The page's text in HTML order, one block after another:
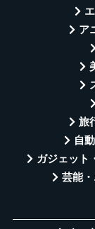
ア
旅
自
ガジェット
芸能